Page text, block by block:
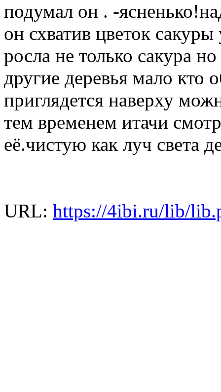
подумал он . -
он схватив цветок
росла не только сакура
другие деревья мало кто
приглядется наверху
тем временем итачи
её.чистую как луч света
URL: https://4ibi.ru/lib/